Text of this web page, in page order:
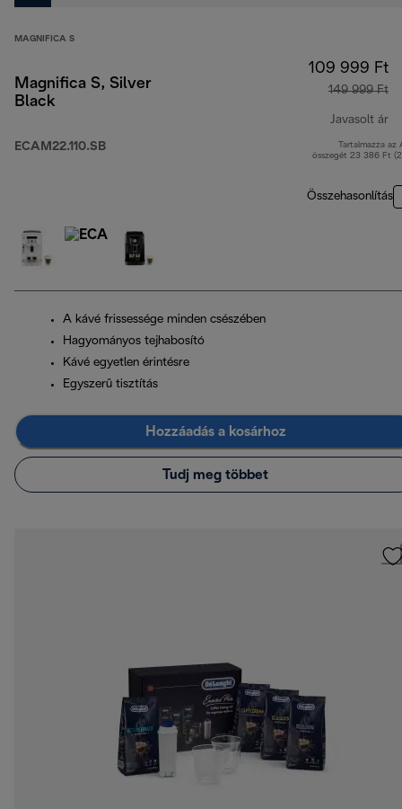
MAGNIFICA S
Magnifica S, Silver
Black
ECAM22.110.SB
109 999 Ft
149 999 Ft
Javasolt ár
Tartalmazza az
összegét 23 386 Ft
Összehasonlítás
A kávé frissessége minden csészében
Hagyományos tejhabosító
Kávé egyetlen érintésre
Egyszerű tisztítás
Hozzáadás a kosárhoz
Tudj meg többet